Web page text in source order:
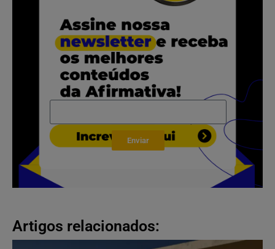
Enviar
Artigos relacionados: